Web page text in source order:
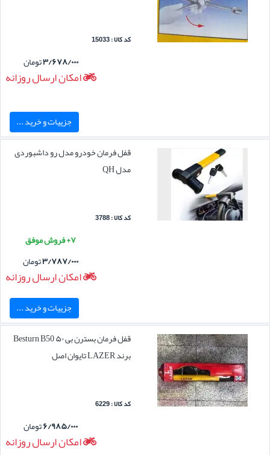
کد کالا : 15033
۳/۶۷۸/۰۰۰تومان
امکان ارسال روزانه
جزییات و خرید ...
قفل فرمان خودرو مدل رو داشبوردی
مدل QH
کد کالا : 3788
۷+ فروش موفق
۳/۷۸۷/۰۰۰تومان
امکان ارسال روزانه
جزییات و خرید ...
قفل فرمان بسترن بی ۵۰ Besturn B50
برند LAZER تایوان اصل
کد کالا : 6229
۶/۹۸۵/۰۰۰تومان
امکان ارسال روزانه